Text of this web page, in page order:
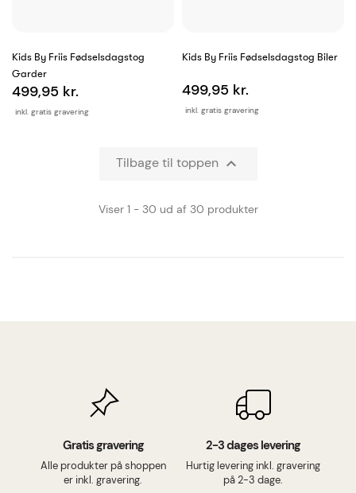
Kids By Friis Fødselsdagstog
Garder
inkl. gratis gravering
499,95 kr.
Kids By Friis Fødselsdagstog Biler
inkl. gratis gravering
499,95 kr.
Tilbage til toppen 
Viser 1 - 30 ud af 30 produkter
Gratis gravering
Alle produkter på shoppen
er inkl. gravering.
2-3 dages levering
Hurtig levering inkl. gravering
på 2-3 dage.